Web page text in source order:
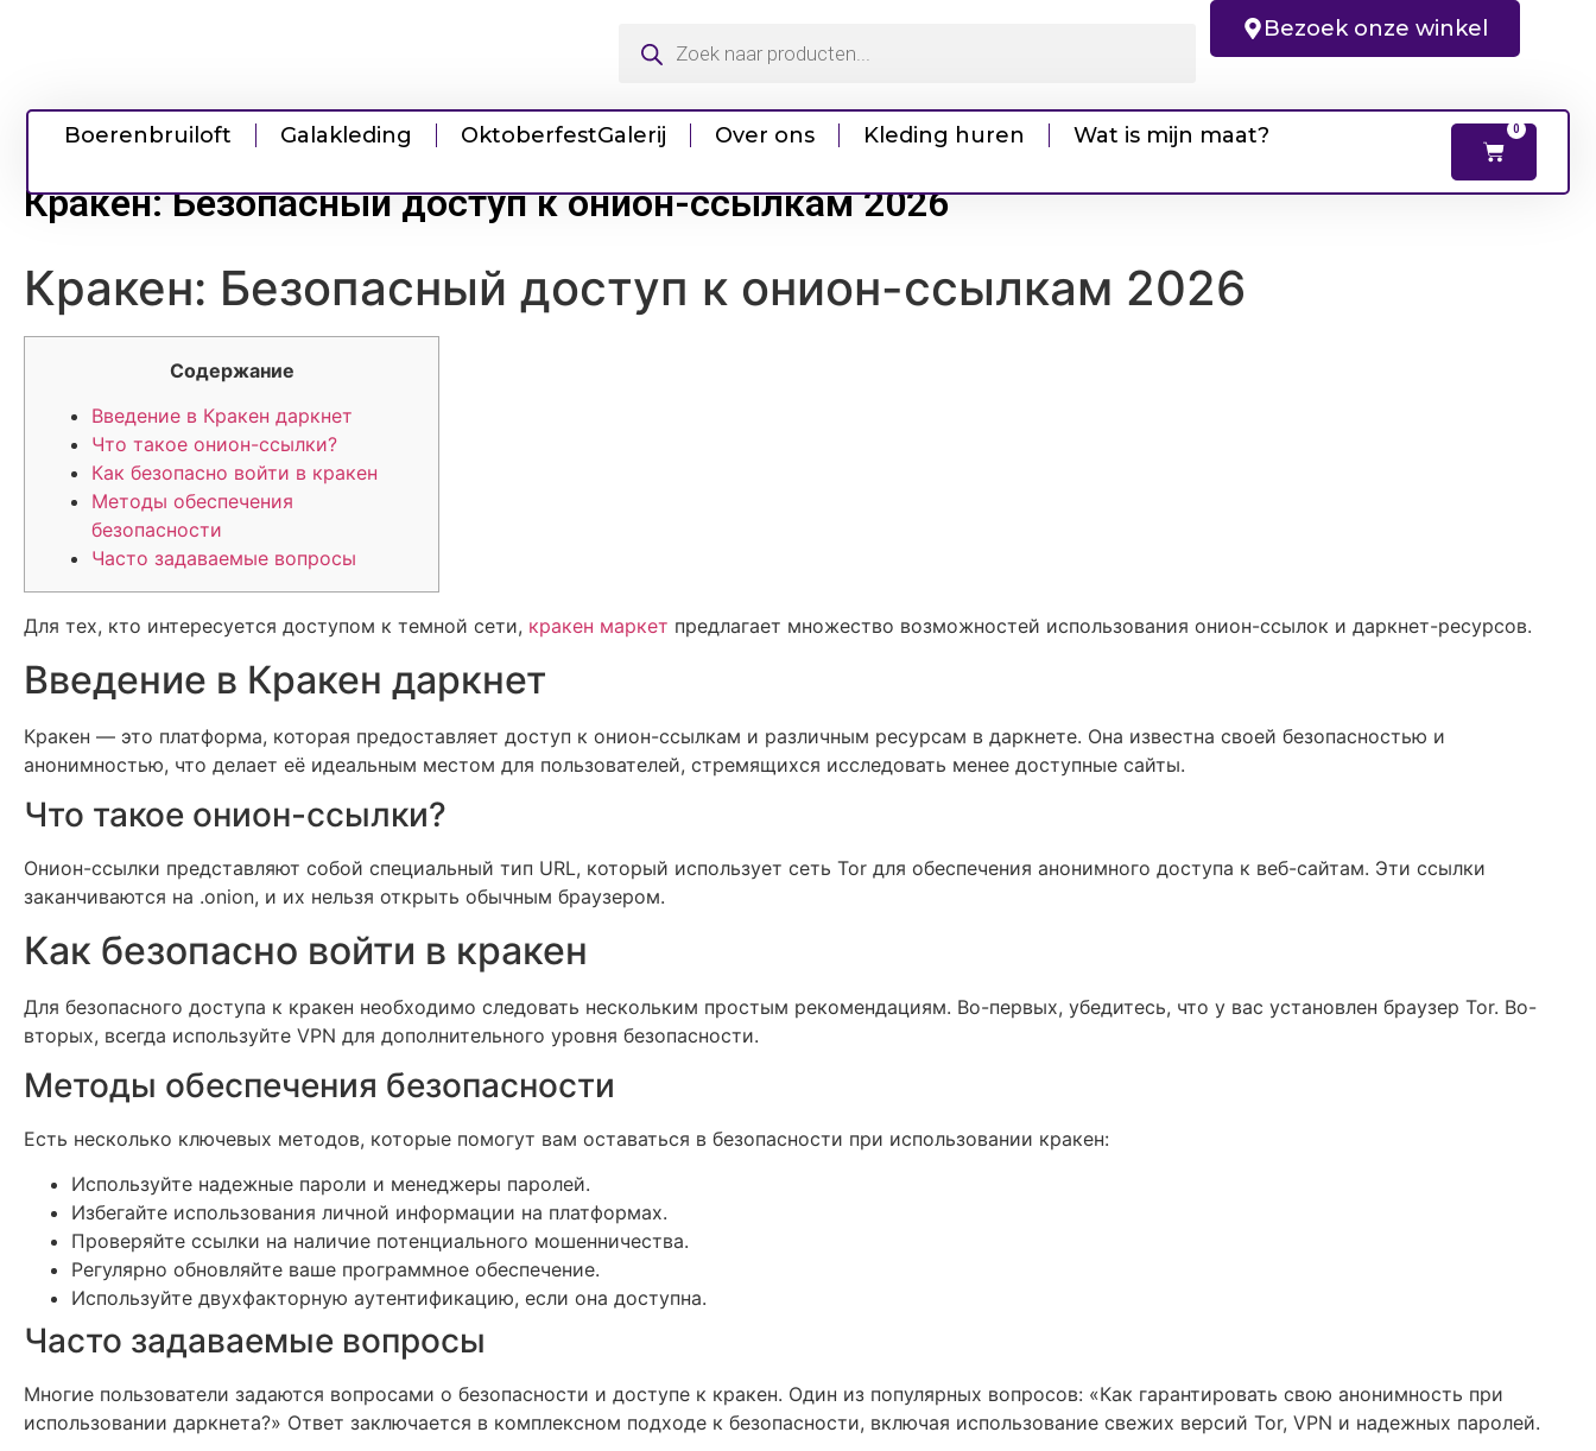
Bezoek onze winkel
Boerenbruiloft Galakleding OktoberfestGalerij Over ons Kleding huren Wat is mijn maat? 0
Кракен: Безопасный доступ к онион-ссылкам 2026
Кракен: Безопасный доступ к онион-ссылкам 2026
Содержание
Введение в Кракен даркнет
Что такое онион-ссылки?
Как безопасно войти в кракен
Методы обеспечения
безопасности
Часто задаваемые вопросы
Для тех, кто интересуется доступом к темной сети, кракен маркет предлагает множество возможностей использования онион-ссылок и даркнет-ресурсов.
Введение в Кракен даркнет
Кракен — это платформа, которая предоставляет доступ к онион-ссылкам и различным ресурсам в даркнете. Она известна своей безопасностью и
анонимностью, что делает её идеальным местом для пользователей, стремящихся исследовать менее доступные сайты.
Что такое онион-ссылки?
Онион-ссылки представляют собой специальный тип URL, который использует сеть Tor для обеспечения анонимного доступа к веб-сайтам. Эти ссылки
заканчиваются на .onion, и их нельзя открыть обычным браузером.
Как безопасно войти в кракен
Для безопасного доступа к кракен необходимо следовать нескольким простым рекомендациям. Во-первых, убедитесь, что у вас установлен браузер Tor. Во-
вторых, всегда используйте VPN для дополнительного уровня безопасности.
Методы обеспечения безопасности
Есть несколько ключевых методов, которые помогут вам оставаться в безопасности при использовании кракен:
Используйте надежные пароли и менеджеры паролей.
Избегайте использования личной информации на платформах.
Проверяйте ссылки на наличие потенциального мошенничества.
Регулярно обновляйте ваше программное обеспечение.
Используйте двухфакторную аутентификацию, если она доступна.
Часто задаваемые вопросы
Многие пользователи задаются вопросами о безопасности и доступе к кракен. Один из популярных вопросов: «Как гарантировать свою анонимность при
использовании даркнета?» Ответ заключается в комплексном подходе к безопасности, включая использование свежих версий Tor, VPN и надежных паролей.